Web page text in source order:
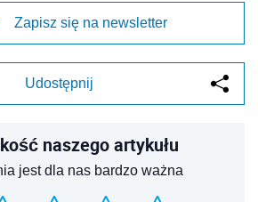
Zapisz się na newsletter
Udostępnij
naszego artykułu
jest dla nas bardzo ważna